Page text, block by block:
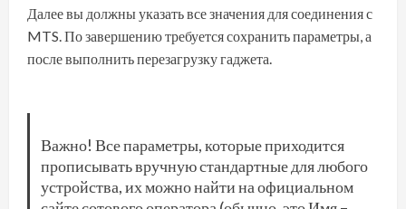
Далее вы должны указать все значения для соединения с
MTS. По завершению требуется сохранить параметры, а
после выполнить перезагрузку гаджета.
Важно! Все параметры, которые приходится
прописывать вручную стандартные для любого
устройства, их можно найти на официальном